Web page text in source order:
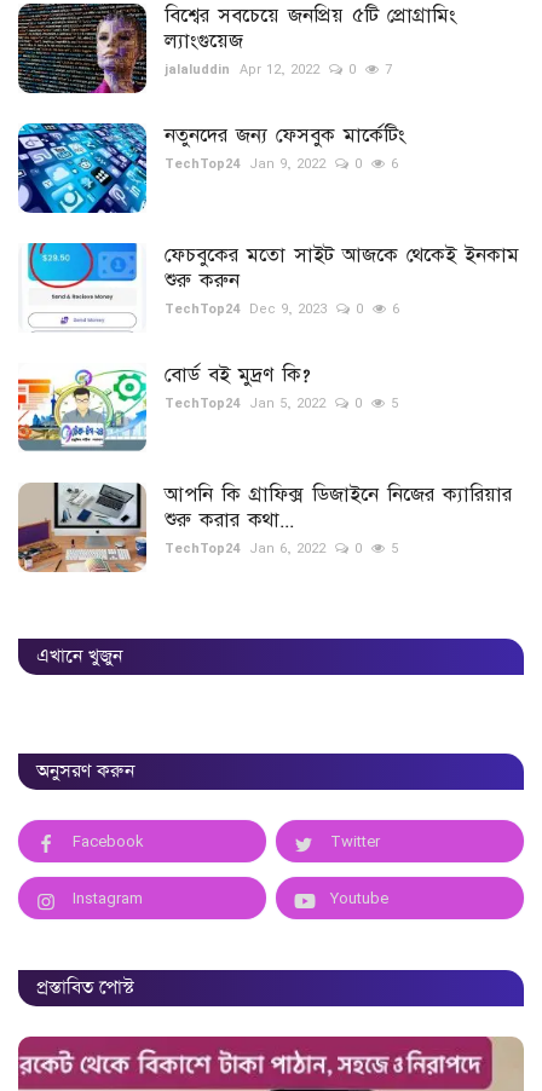
স্বাস্থ্য
খেলা
টিপস
ইতিহাস
স্পন্সরড টিউন
নিউজ ফিড
Language
বিশ্বের সবচেয়ে জনপ্রিয় ৫টি প্রোগ্রামিং
ল্যাংগুয়েজ
jalaluddin Apr 12, 2022 0 7
নতুনদের জন্য ফেসবুক মার্কেটিং
TechTop24 Jan 9, 2022 0 6
ফেচবুকের মতো সাইট আজকে থেকেই ইনকাম
শুরু করুন
TechTop24 Dec 9, 2023 0 6
বোর্ড বই মুদ্রণ কি?
TechTop24 Jan 5, 2022 0 5
আপনি কি গ্রাফিক্স ডিজাইনে নিজের ক্যারিয়ার
শুরু করার কথা...
TechTop24 Jan 6, 2022 0 5
এখানে খুজুন
অনুসরণ করুন
Facebook Twitter
Instagram Youtube
প্রস্তাবিত পোস্ট